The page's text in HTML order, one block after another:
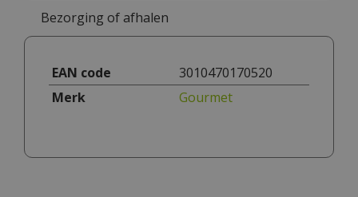
Bezorging of afhalen
EAN code
3010470170520
Merk
Gourmet